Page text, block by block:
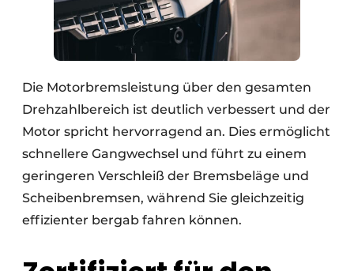
Die Motorbremsleistung über den gesamten
Drehzahlbereich ist deutlich verbessert und der
Motor spricht hervorragend an. Dies ermöglicht
schnellere Gangwechsel und führt zu einem
geringeren Verschleiß der Bremsbeläge und
Scheibenbremsen, während Sie gleichzeitig
effizienter bergab fahren können.